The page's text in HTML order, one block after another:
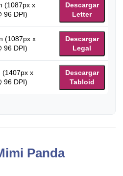
(1087px x
96 DPI)
Descargar
Letter
(1087px x
96 DPI)
Descargar
Legal
(1407px x
96 DPI)
Descargar
Tabloid
Panda